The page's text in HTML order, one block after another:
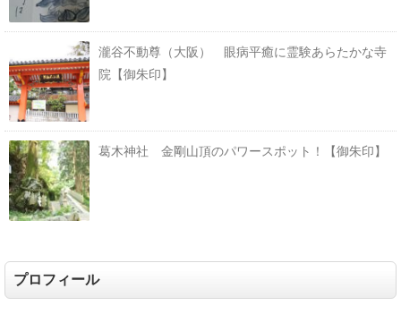
瀧谷不動尊（大阪） 眼病平癒に霊験あらたかな寺
院【御朱印】
葛木神社 金剛山頂のパワースポット！【御朱印】
プロフィール